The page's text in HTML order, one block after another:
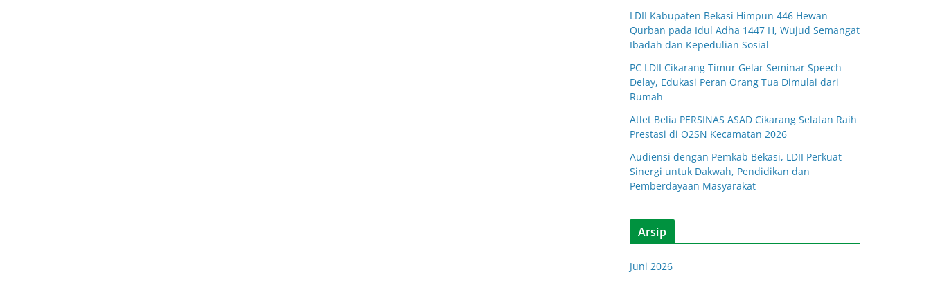
LDII Kabupaten Bekasi Himpun 446 Hewan
Qurban pada Idul Adha 1447 H, Wujud Semangat
Ibadah dan Kepedulian Sosial
PC LDII Cikarang Timur Gelar Seminar Speech
Delay, Edukasi Peran Orang Tua Dimulai dari
Rumah
Atlet Belia PERSINAS ASAD Cikarang Selatan Raih
Prestasi di O2SN Kecamatan 2026
Audiensi dengan Pemkab Bekasi, LDII Perkuat
Sinergi untuk Dakwah, Pendidikan dan
Pemberdayaan Masyarakat
Arsip
Juni 2026